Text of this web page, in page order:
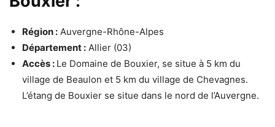
Région : Auvergne-Rhône-Alpes
Département : Allier (03)
Accès : Le Domaine de Bouxier, se situe à 5 km du
village de Beaulon et 5 km du village de Chevagnes.
L’étang de Bouxier se situe dans le nord de l’Auvergne.